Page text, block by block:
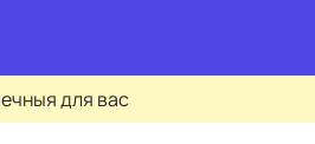
для вас